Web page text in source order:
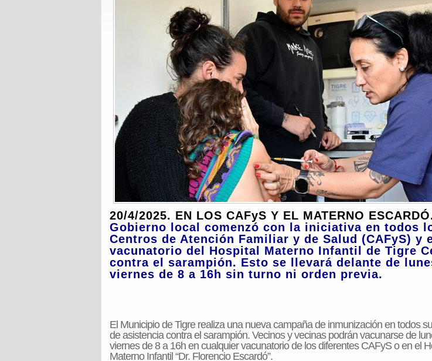
20/4/2025. EN LOS CAFyS Y EL MATERNO
Gobierno local comenzó con la iniciativa en todos
Centros de Atención Familiar y de Salud (CAFyS) y
vacunatorio del Hospital Materno Infantil de Tigre
contra el sarampión. Esto se llevará delante de
viernes de 8 a 16h sin turno ni orden previa.
El Municipio de Tigre realiza una nueva campaña de inmunización en todos
de asistencia contra el sarampión. Vecinos y vecinas podrán vacunarse de
viernes de 8 a 16h en cualquier vacunatorio de los diferentes CAFyS o en el
Materno Infantil “Dr. Florencio Escardó”.